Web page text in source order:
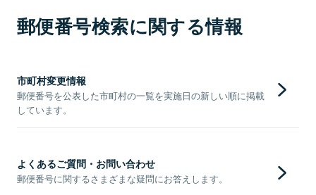
郵便番号検索に関する情報
市町村変更情報
郵便番号を公表した市町村の一覧を実施日の新しい順に掲載
しています。
よくあるご質問・お問い合わせ
郵便番号に関するさまざまな疑問にお答えします。